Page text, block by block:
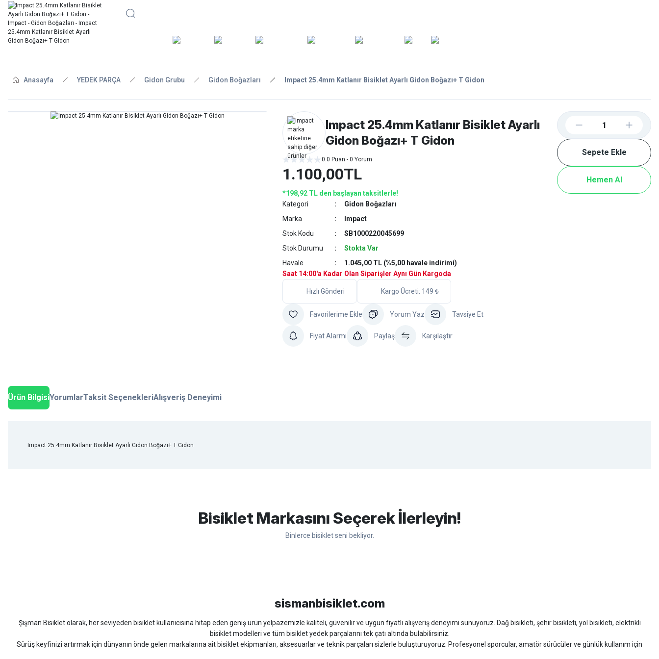
BİSİKLET AKSESUARLAR ASKI/TAŞIMA TAMİR/BAKIM GİYİM
Anasayfa YEDEK PARÇA Gidon Grubu Gidon Boğazları Impact 25.4mm Katlanır Bisiklet Ayarlı Gidon Boğazı+ T Gidon
Impact 25.4mm Katlanır Bisiklet Ayarlı
Gidon Boğazı+ T Gidon
0.0 Puan - 0 Yorum
1.100,00TL
*198,92 TL den başlayan taksitlerle!
Kategori
Gidon Boğazları
Marka
Impact
Stok Kodu
SB1000220045699
Stok Durumu
Stokta Var
Havale
1.045,00 TL (%5,00 havale indirimi)
Saat 14:00'a Kadar Olan Siparişler Aynı Gün Kargoda
Hızlı Gönderi Kargo Ücreti: 149 ₺
Yorum Yaz Tavsiye Et
Fiyat Alarmı Paylaş Karşılaştır
Sepete Ekle
Hemen Al
Ürün BilgisiYorumlarTaksit SeçenekleriAlışveriş Deneyimi
Impact 25.4mm Katlanır Bisiklet Ayarlı Gidon Boğazı+ T Gidon
Uygun olursa alacağım
Hüseyin Akıncı | 14/07/2026
Bisiklet Markasını Seçerek İlerleyin!
Binlerce bisiklet seni bekliyor.
sismanbisiklet.com
Şişman Bisiklet olarak, her seviyeden bisiklet kullanıcısına hitap eden geniş ürün yelpazemizle kaliteli, güvenilir ve uygun fiyatlı alışveriş deneyimi sunuyoruz. Dağ bisikleti, şehir bisikleti, yol bisikleti, elektrikli
bisiklet modelleri ve tüm bisiklet yedek parçalarını tek çatı altında bulabilirsiniz.
Sürüş keyfinizi artırmak için dünyanın önde gelen markalarına ait bisiklet ekipmanları, aksesuarlar ve teknik parçaları sizlerle buluşturuyoruz. Profesyonel sporcular, amatör sürücüler ve günlük kullanım için